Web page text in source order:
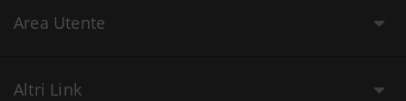
Area Utente
Altri Link